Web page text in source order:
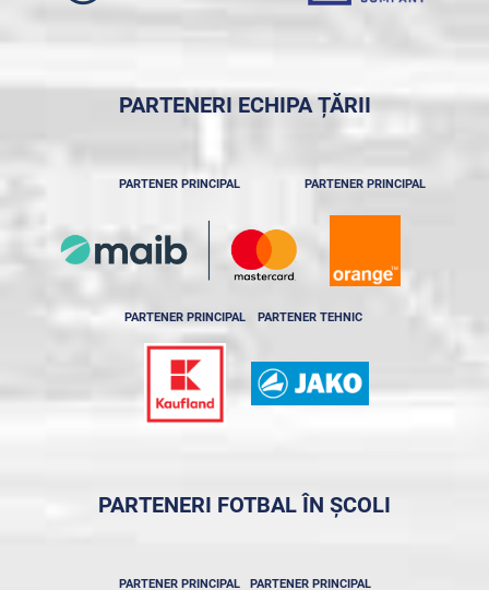
PARTENERI ECHIPA ȚĂRII
PARTENER PRINCIPAL PARTENER PRINCIPAL
PARTENER PRINCIPAL PARTENER TEHNIC
PARTENERI FOTBAL ÎN ȘCOLI
PARTENER PRINCIPAL PARTENER PRINCIPAL